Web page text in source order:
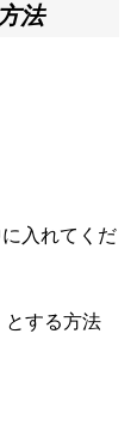
法
入れてくだ
とする方法